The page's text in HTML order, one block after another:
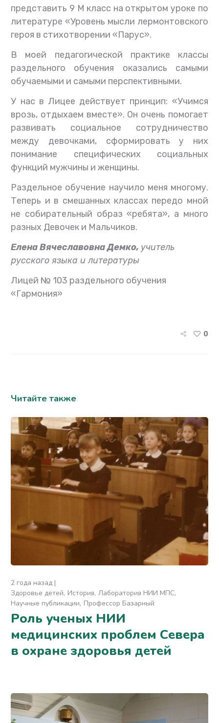
представить 9 М класс на открытом уроке по
литературе «Уровень мысли лермонтовского
героя в стихотворении «Парус».
В моей педагогической практике классы
раздельного обучения оказались самыми
обучаемыми и самыми перспективными.
У нас в Лицее действует принцип: «Учимся
врозь, отдыхаем вместе». Он очень помогает
развивать социальное сотрудничество
между девочками, сформировать у них
понимание специфических социальных
функций мужчины и женщины.
Раздельное обучение научило меня многому.
Теперь и в смешанных классах передо мной
не собирательный образ «ребята», а много
разных Девочек и Мальчиков.
Елена Вячеславовна Демко, учитель
русского языка и литературы
Лицей № 103 раздельного обучения
«Гармония»
0
Читайте также
2 года назад
Здоровье детей История Лаборатория НИИ МПС
Научные публикации Профессор Базарный
Роль ученых НИИ
медицинских проблем Севера
в охране здоровья детей